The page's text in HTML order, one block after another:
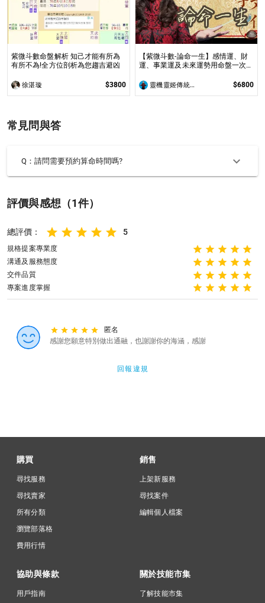
紫微斗數命盤解析 知己才能有所為
有所不為!全方位剖析為您趨吉避凶
徐湛璇 $3800
【紫微斗數-論命一生】感情運、財
運、事業運及未來運勢用命盤一次解
屬於您的完美人生，並找出您最佳十
年大限﹑大運，輕鬆迎接豐盛未來
靈機靈姬傳統文化學院 $6800
常見問與答
Q：請問需要預約算命時間嗎?
評價與感想（1件）
總評價： 5
規格提案專業度
溝通及服務態度
交件品質
專案進度掌握
匿名
感謝您願意特別做出通融，也謝謝你的海涵，感謝
回報違規
購買
尋找服務
尋找賣家
所有分類
瀏覽部落格
費用行情
銷售
上架新服務
尋找案件
編輯個人檔案
協助與條款
用戶指南
關於技能市集
了解技能市集